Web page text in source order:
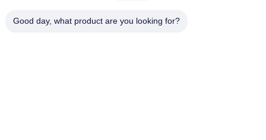
Telefone
Good day, what product are you looking for?